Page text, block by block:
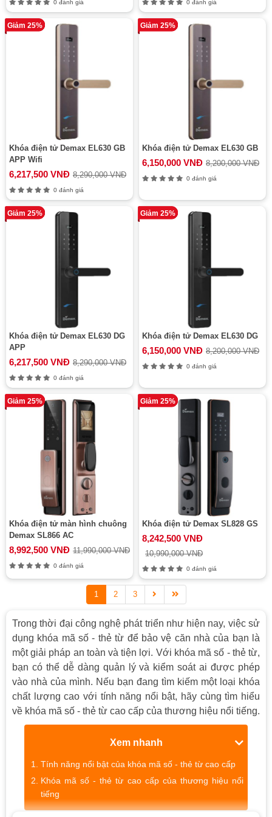
0 đánh giá 0 đánh giá
Giảm 25%
Khóa điện tử Demax EL630 GB
APP Wifi
6,217,500 VNĐ 8,290,000 VNĐ
0 đánh giá
Giảm 25%
Khóa điện tử Demax EL630 GB
6,150,000 VNĐ 8,200,000 VNĐ
0 đánh giá
Giảm 25%
Khóa điện tử Demax EL630 DG
APP
6,217,500 VNĐ 8,290,000 VNĐ
0 đánh giá
Giảm 25%
Khóa điện tử Demax EL630 DG
6,150,000 VNĐ 8,200,000 VNĐ
0 đánh giá
Giảm 25%
Khóa điện tử màn hình chuông
Demax SL866 AC
8,992,500 VNĐ 11,990,000 VNĐ
0 đánh giá
Giảm 25%
Khóa điện tử Demax SL828 GS
8,242,500 VNĐ
10,990,000 VNĐ
0 đánh giá
1 2 3
Trong thời đại công nghệ phát triển như hiện nay, việc sử
dụng khóa mã số - thẻ từ để bảo vệ căn nhà của bạn là
một giải pháp an toàn và tiện lợi. Với khóa mã số - thẻ từ,
bạn có thể dễ dàng quản lý và kiểm soát ai được phép
vào nhà của mình. Nếu bạn đang tìm kiếm một loại khóa
chất lượng cao với tính năng nổi bật, hãy cùng tìm hiểu
về khóa mã số - thẻ từ cao cấp của thương hiệu nổi tiếng.
Xem nhanh
Tính năng nổi bật của khóa mã số - thẻ từ cao cấp
Khóa mã số - thẻ từ cao cấp của thương hiệu nổi
tiếng